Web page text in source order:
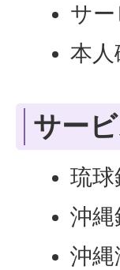
サ
本人
サー
琉球
沖縄
沖縄